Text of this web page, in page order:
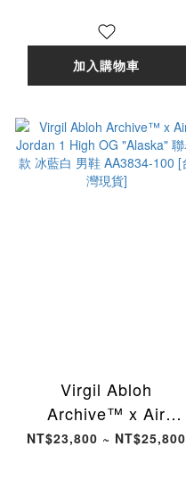
貨]
加入購物車
Virgil Abloh
Archive™ x Air
Jordan 1 High OG
NT$23,800 ~ NT$25,800